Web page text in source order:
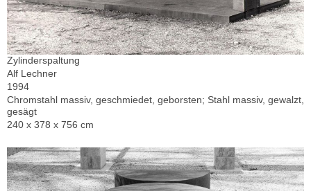
Zylinderspaltung
Alf Lechner
1994
Chromstahl massiv, geschmiedet, geborsten; Stahl massiv, gewalzt,
gesägt
240 x 378 x 756 cm